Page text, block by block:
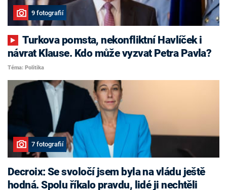
9 fotografií
Turkova pomsta, nekonfliktní Havlíček i
návrat Klause. Kdo může vyzvat Petra Pavla?
Téma: Politika
7 fotografií
Decroix: Se svoločí jsem byla na vládu ještě
hodná. Spolu říkalo pravdu, lidé ji nechtěli